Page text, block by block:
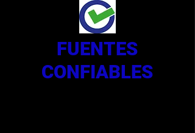
FUENTES
CONFIABLES